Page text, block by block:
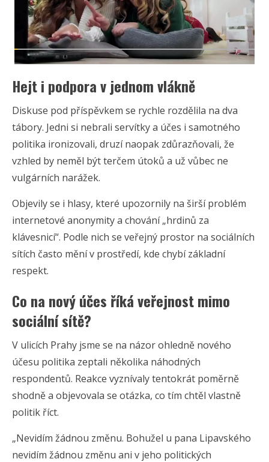
Hejt i podpora v jednom vlákně
Diskuse pod příspěvkem se rychle rozdělila na dva
tábory. Jedni si nebrali servítky a účes i samotného
politika ironizovali, druzí naopak zdůrazňovali, že
vzhled by neměl být terčem útoků a už vůbec ne
vulgárních narážek.
Objevily se i hlasy, které upozornily na širší problém
internetové anonymity a chování „hrdinů za
klávesnicí“. Podle nich se veřejný prostor na sociálních
sítích často mění v prostředí, kde chybí základní
respekt.
Co na nový účes říká veřejnost mimo
sociální sítě?
V ulicích Prahy jsme se na názor ohledně nového
účesu politika zeptali několika náhodných
respondentů. Reakce vyznívaly tentokrát poměrně
shodně a objevovala se otázka, co tím chtěl vlastně
politik říct.
„Nevidím žádnou změnu. Bohužel u pana Lipavského
nevidím žádnou změnu ani v jeho politických